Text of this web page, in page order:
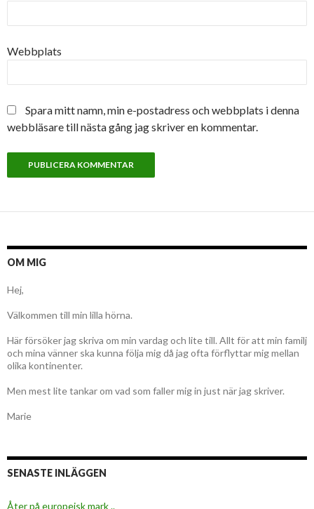
Webbplats
Spara mitt namn, min e-postadress och webbplats i denna
webbläsare till nästa gång jag skriver en kommentar.
OM MIG
Hej,
Välkommen till min lilla hörna.
Här försöker jag skriva om min vardag och lite till. Allt för att min familj
och mina vänner ska kunna följa mig då jag ofta förflyttar mig mellan
olika kontinenter.
Men mest lite tankar om vad som faller mig in just när jag skriver.
Marie
SENASTE INLÄGGEN
Åter på europeisk mark ..